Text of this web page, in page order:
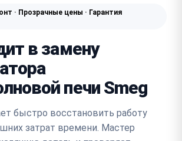
· Прозрачные цены · Гарантия
в замену
печи Smeg
быстро восстановить работу
затрат времени. Мастер